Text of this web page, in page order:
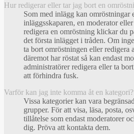
Hur redigerar eller tar jag bort en
Som med inlägg kan omröstningar
inläggsskaparen, en moderator
redigera en omröstning klickar du
det första inlägget i tråden. Om
ta bort omröstningen eller redigera
däremot har röstat så kan endast
administratörer redigera eller ta
att förhindra fusk.
Varför kan jag inte komma åt en kategori?
Vissa kategorier kan vara
grupper. För att visa, läsa, posta,
tillåtelse som endast moderatorer
dig. Pröva att kontakta dem.